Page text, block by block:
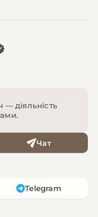
— діяльність
Чат
Telegram